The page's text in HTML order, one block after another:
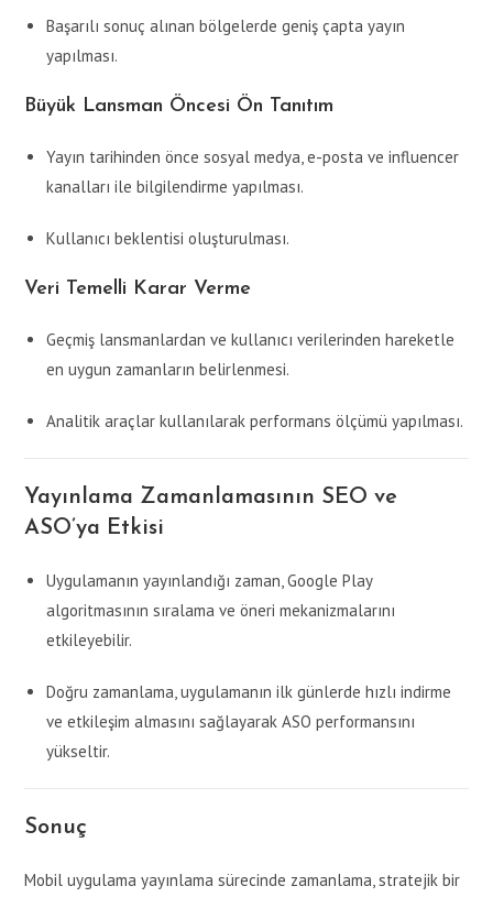
Başarılı sonuç alınan bölgelerde geniş çapta yayın
yapılması.
Büyük Lansman Öncesi Ön Tanıtım
Yayın tarihinden önce sosyal medya, e-posta ve influencer
kanalları ile bilgilendirme yapılması.
Kullanıcı beklentisi oluşturulması.
Veri Temelli Karar Verme
Geçmiş lansmanlardan ve kullanıcı verilerinden hareketle
en uygun zamanların belirlenmesi.
Analitik araçlar kullanılarak performans ölçümü yapılması.
Yayınlama Zamanlamasının SEO ve
ASO’ya Etkisi
Uygulamanın yayınlandığı zaman, Google Play
algoritmasının sıralama ve öneri mekanizmalarını
etkileyebilir.
Doğru zamanlama, uygulamanın ilk günlerde hızlı indirme
ve etkileşim almasını sağlayarak ASO performansını
yükseltir.
Sonuç
Mobil uygulama yayınlama sürecinde zamanlama, stratejik bir